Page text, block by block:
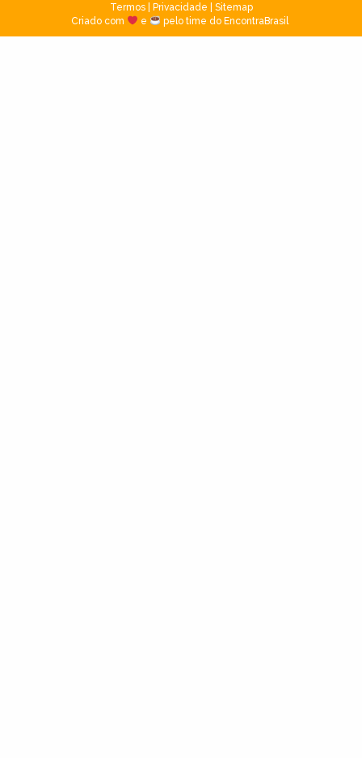
Termos| Privacidade
Sitemap
Criado com
e pelo time do EncontraBrasil